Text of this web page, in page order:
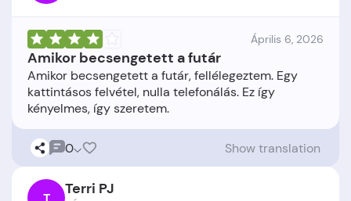
Április 6, 2026
Amikor becsengetett a futár
Amikor becsengetett a futár, fellélegeztem. Egy
kattintásos felvétel, nulla telefonálás. Ez így
0 Show translation
Terri PJ